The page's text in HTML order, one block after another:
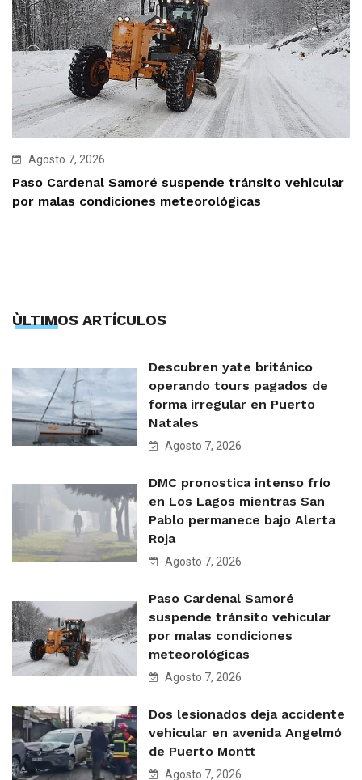
Agosto 7, 2026
Paso Cardenal Samoré suspende tránsito vehicular
por malas condiciones meteorológicas
ÙLTIMOS ARTÍCULOS
Descubren yate británico
operando tours pagados de
forma irregular en Puerto
Natales
Agosto 7, 2026
DMC pronostica intenso frío
en Los Lagos mientras San
Pablo permanece bajo Alerta
Roja
Agosto 7, 2026
Paso Cardenal Samoré
suspende tránsito vehicular
por malas condiciones
meteorológicas
Agosto 7, 2026
Dos lesionados deja accidente
vehicular en avenida Angelmó
de Puerto Montt
Agosto 7, 2026